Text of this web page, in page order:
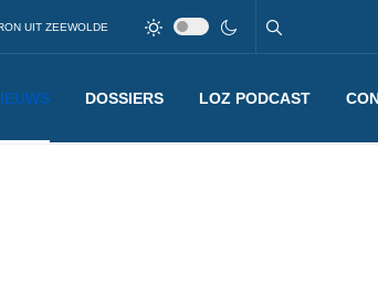
UIT ZEEWOLDE
DOSSIERS LOZ PODCAST